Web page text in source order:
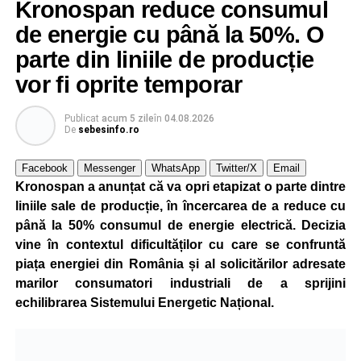
Kronospan reduce consumul
de energie cu până la 50%. O
parte din liniile de producție
vor fi oprite temporar
Publicat acum 5 zileîn 04.08.2026
De sebesinfo.ro
Facebook Messenger WhatsApp Twitter/X Email
Kronospan a anunțat că va opri etapizat o parte dintre
liniile sale de producție, în încercarea de a reduce cu
până la 50% consumul de energie electrică. Decizia
vine în contextul dificultăților cu care se confruntă
piața energiei din România și al solicitărilor adresate
marilor consumatori industriali de a sprijini
echilibrarea Sistemului Energetic Național.